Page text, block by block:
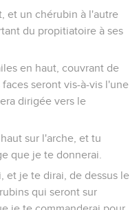
et un chérubin à l'autre
du propitiatoire à ses
en haut, couvrant de
seront vis-à-vis l'une
dirigée vers le
sur l'arche, et tu
que je te donnerai.
et je te dirai, de dessus le
qui seront sur